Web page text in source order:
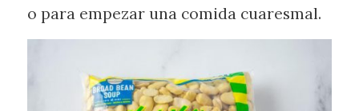
o para empezar una comida cuaresmal.